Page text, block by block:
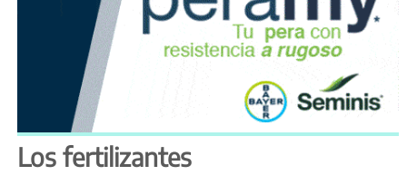
Los fertilizantes